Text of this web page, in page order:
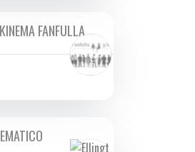
FANFULLA